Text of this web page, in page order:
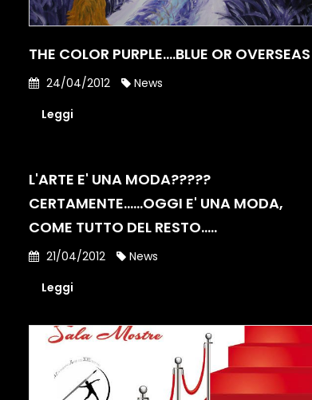
THE COLOR PURPLE....BLUE OR OVERSEAS
24/04/2012
News
Leggi
L'ARTE E' UNA MODA?????
CERTAMENTE......OGGI E' UNA MODA,
COME TUTTO DEL RESTO.....
21/04/2012
News
Leggi